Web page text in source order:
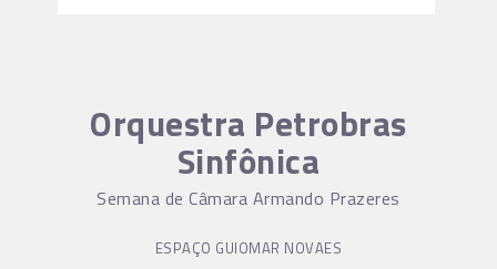
Orquestra Petrobras
Sinfônica
Semana de Câmara Armando Prazeres
ESPAÇO GUIOMAR NOVAES